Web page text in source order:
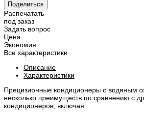
Поделиться
Распечатать
под заказ
Задать вопрос
Цена
Экономия
Все характеристики
Описание
Характеристики
Прецизионные кондиционеры с водяным
несколько преимуществ по сравнению с
кондиционеров, включая: